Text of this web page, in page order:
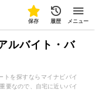
保存 履歴 メニュー
ルバイト・バ
トを探すならマイナビバイ
要なので、自宅に近いバイ